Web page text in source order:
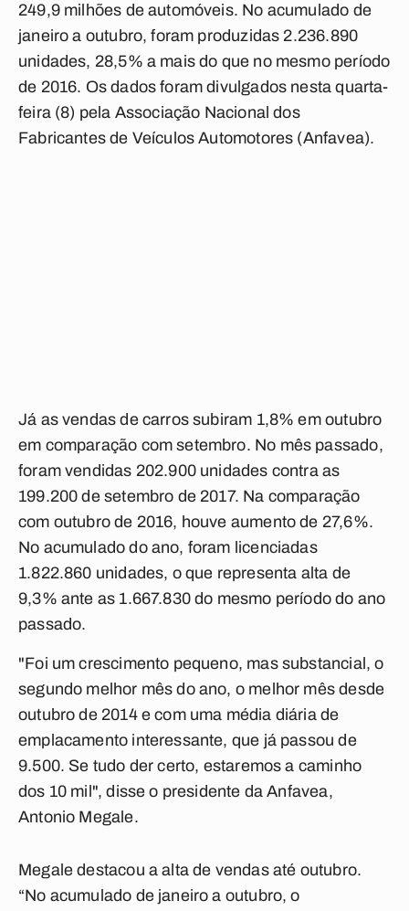
249,9 milhões de automóveis. No acumulado de
janeiro a outubro, foram produzidas 2.236.890
unidades, 28,5% a mais do que no mesmo período
de 2016. Os dados foram divulgados nesta quarta-
feira (8) pela Associação Nacional dos
Fabricantes de Veículos Automotores (Anfavea).
Já as vendas de carros subiram 1,8% em outubro
em comparação com setembro. No mês passado,
foram vendidas 202.900 unidades contra as
199.200 de setembro de 2017. Na comparação
com outubro de 2016, houve aumento de 27,6%.
No acumulado do ano, foram licenciadas
1.822.860 unidades, o que representa alta de
9,3% ante as 1.667.830 do mesmo período do ano
passado.
"Foi um crescimento pequeno, mas substancial, o
segundo melhor mês do ano, o melhor mês desde
outubro de 2014 e com uma média diária de
emplacamento interessante, que já passou de
9.500. Se tudo der certo, estaremos a caminho
dos 10 mil", disse o presidente da Anfavea,
Antonio Megale.
Megale destacou a alta de vendas até outubro.
“No acumulado de janeiro a outubro, o